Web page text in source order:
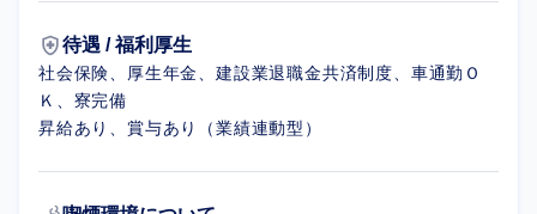
health_and_safety待遇 / 福利厚生
社会保険、厚生年金、建設業退職金共済制度、車通勤Ｏ
Ｋ、寮完備
昇給あり、賞与あり（業績連動型）